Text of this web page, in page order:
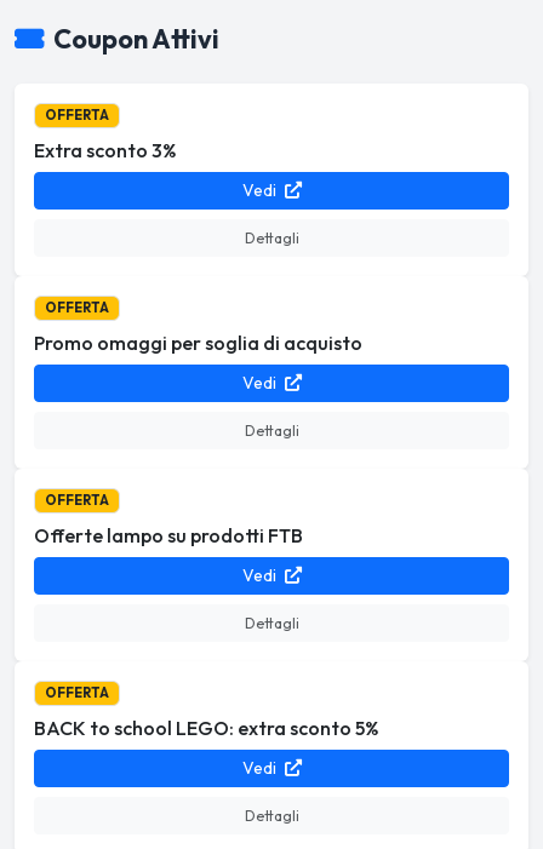
Coupon Attivi
OFFERTA
Extra sconto 3%
Vedi
Dettagli
OFFERTA
Promo omaggi per soglia di acquisto
Vedi
Dettagli
OFFERTA
Offerte lampo su prodotti FTB
Vedi
Dettagli
OFFERTA
BACK to school LEGO: extra sconto 5%
Vedi
Dettagli